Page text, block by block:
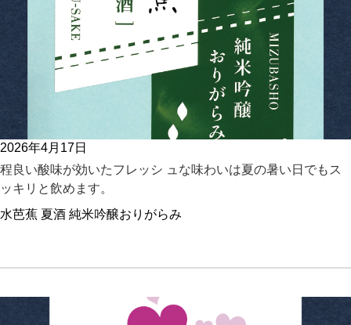
2026年4月17日
程良い酸味が効いたフレッシ ュな味わいは夏の暑い日でもス
ッキリと飲めます。
水芭蕉 夏酒 純米吟醸おりがらみ